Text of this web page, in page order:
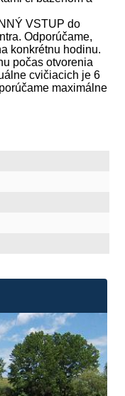
VSTUP do
Odporúčame,
konkrétnu hodinu.
počas otvorenia
cvičiacich je 6
maximálne